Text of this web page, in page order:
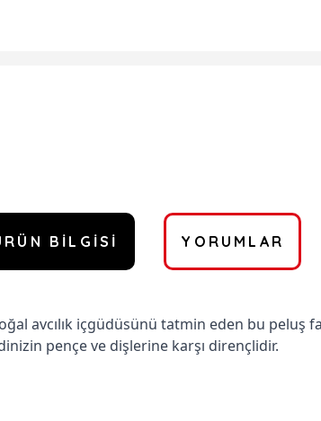
BILGISI YORUMLAR
avcılık içgüdüsünü tatmin eden bu peluş
pençe ve dişlerine karşı dirençlidir.